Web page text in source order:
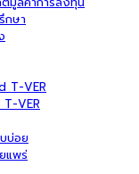
กษา
T-VER
VER
บ่อย
แพร่